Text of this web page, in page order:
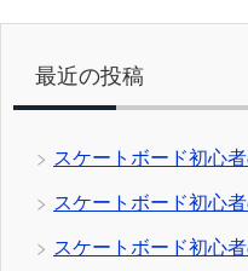
最近の投稿
スケートボード初心
スケートボード初心
スケートボード初心